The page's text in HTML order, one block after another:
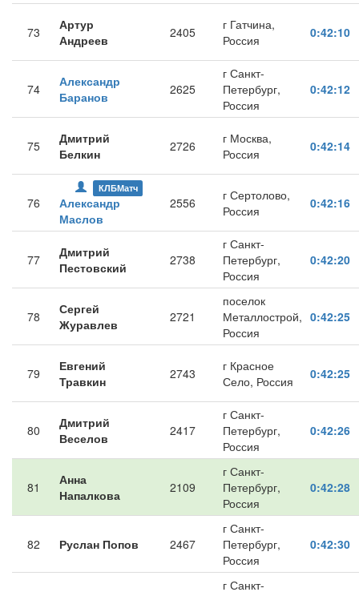
73
Артур
Андреев
2405
г Гатчина,
Россия
0:42:10
74
Александр
Баранов
2625
г Санкт-
Петербург,
Россия
0:42:12
75
Дмитрий
Белкин
2726
г Москва,
Россия
0:42:14
76
КЛБМатч
Александр
Маслов
2556
г Сертолово,
Россия
0:42:16
77
Дмитрий
Пестовский
2738
г Санкт-
Петербург,
Россия
0:42:20
78
Сергей
Журавлев
2721
поселок
Металлострой,
Россия
0:42:25
79
Евгений
Травкин
2743
г Красное
Село, Россия
0:42:25
80
Дмитрий
Веселов
2417
г Санкт-
Петербург,
Россия
0:42:26
81
Анна
Напалкова
2109
г Санкт-
Петербург,
Россия
0:42:28
82 Руслан Попов 2467
г Санкт-
Петербург,
Россия
0:42:30
г Санкт-